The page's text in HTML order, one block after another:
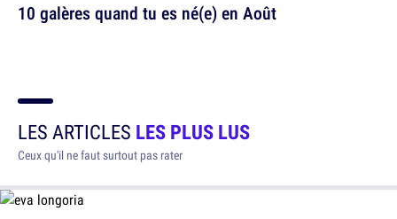
10 galères quand tu es né(e) en Août
LES ARTICLES LES PLUS LUS
Ceux qu'il ne faut surtout pas rater